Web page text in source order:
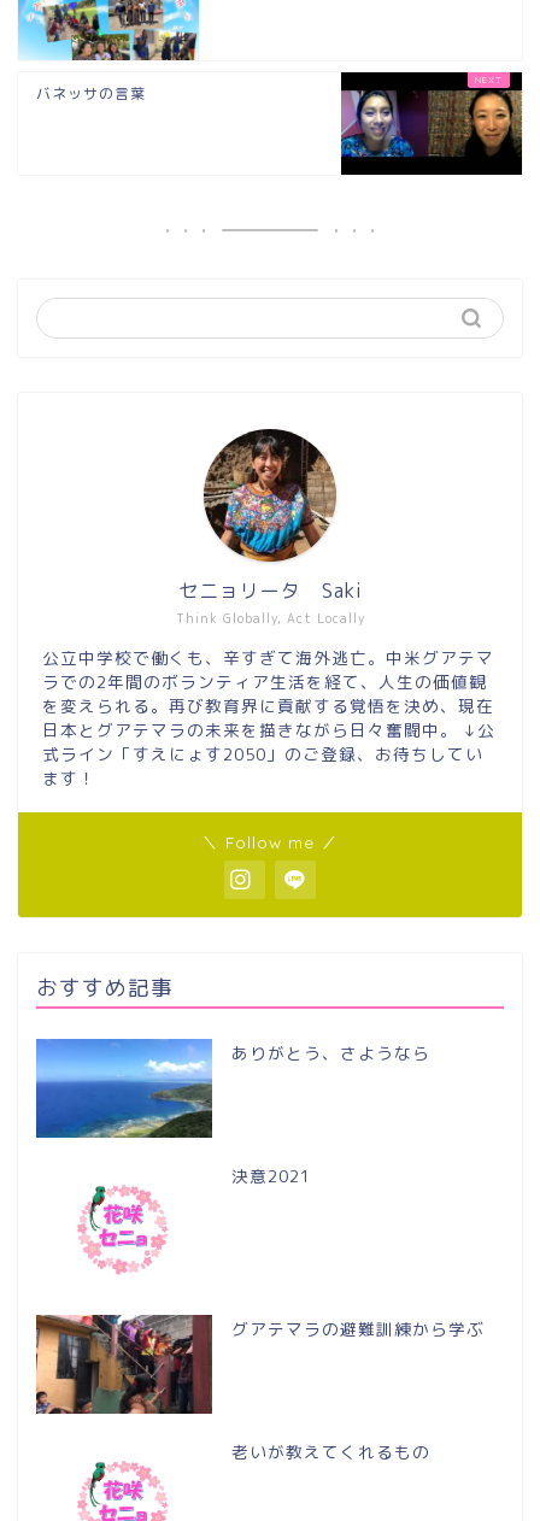
バネッサの言葉
Think Globally, Act Locally
セニョリータ Saki
公立中学校で働くも、辛すぎて海外逃亡。中米グアテマ
ラでの2年間のボランティア生活を経て、人生の価値観
を変えられる。再び教育界に貢献する覚悟を決め、現在
日本とグアテマラの未来を描きながら日々奮闘中。 ↓公
式ライン「すえにょす2050」のご登録、お待ちしてい
ます！
＼ Follow me ／
おすすめ記事
ありがとう、さようなら
決意2021
グアテマラの避難訓練から学ぶ
老いが教えてくれるもの